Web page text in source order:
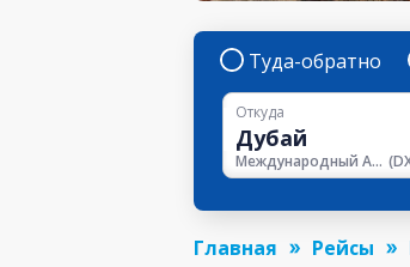
Туда-обратно
Откуда
Международный Аэропорт Дубая (
Главная Рейсы